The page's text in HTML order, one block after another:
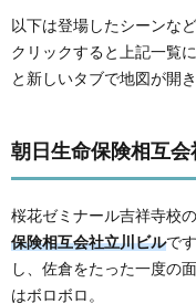
以下は登場したシーンな
クリックすると上記一覧
と新しいタブで地図が開き
朝日生命保険相互
桜花ゼミナール吉祥寺校
保険相互会社立川ビルで
し、佐倉をたった一度の
はボロボロ。